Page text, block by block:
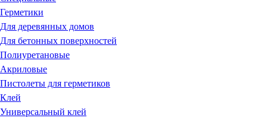
Герметики
Для деревянных домов
Для бетонных поверхностей
Полиуретановые
Акриловые
Пистолеты для герметиков
Клей
Универсальный клей